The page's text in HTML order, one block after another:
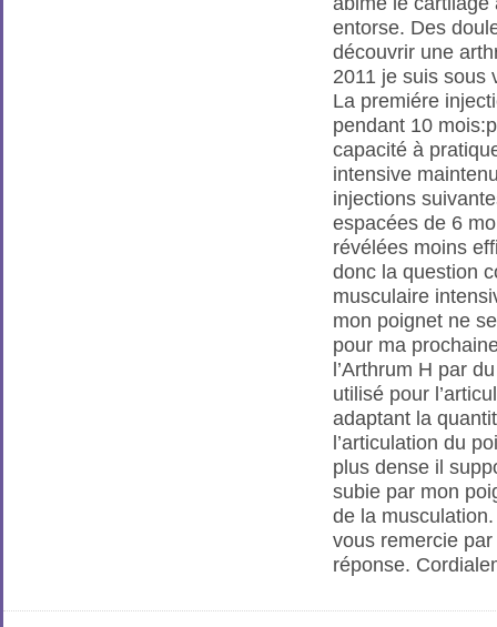
entorse. Des
découvrir une
2011 je suis sous
La premiére
pendant 10
capacité à
intensive
injections
espacées de 6
révélées moins
donc la question
musculaire
mon poignet ne
pour ma
l’Arthrum H par
utilisé pour
adaptant la
l’articulation du
plus dense il
subie par mon
de la
vous remercie
réponse.